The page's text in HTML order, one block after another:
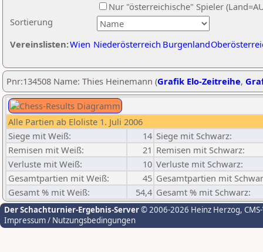
Sortierung
Nur "österreichische" Spieler
Vereinslisten:Wien Niederösterreich Burgenland
Pnr:134508 Name: Thies Heinemann (Grafik Elo-Zeitreihe,
Alle Partien ab Eloliste 1. Juli 2006
Siege mit Weiß:
14 Siege mit Schwarz:
Remisen mit Weiß:
21 Remisen mit Schwarz:
Verluste mit Weiß:
10 Verluste mit Schwarz:
Gesamtpartien mit Weiß:
45 Gesamtpartien mit
Gesamt % mit Weiß:
54,4 Gesamt % mit Schwarz:
Der Schachturnier-Ergebnis-Server© 2006-2026 Heinz Herzog,
Impressum / Nutzungsbedingungen